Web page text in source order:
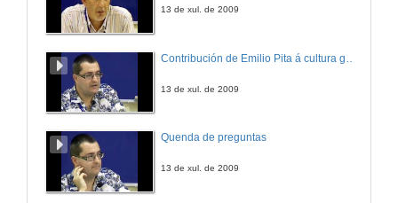
13 de xul. de 2009
13 de xul. de 2009
Quenda de preguntas
13 de xul. de 2009